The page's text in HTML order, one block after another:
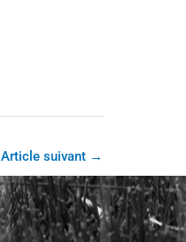
Article suivant →